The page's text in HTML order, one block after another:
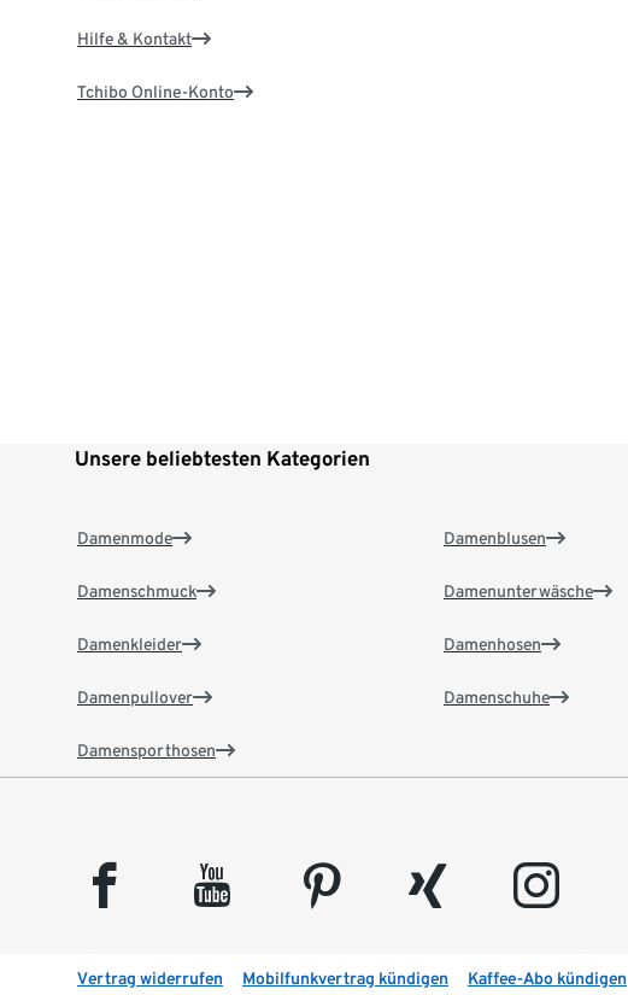
Hilfe & Kontakt
Tchibo Online-Konto
Unsere beliebtesten Kategorien
Damenmode
Damenschmuck
Damenkleider
Damenpullover
Damensporthosen
Damenblusen
Damenunterwäsche
Damenhosen
Damenschuhe
facebook youtube pinterest xing instagram
Vertrag widerrufen Mobilfunkvertrag kündigen Kaffee-Abo kündigen